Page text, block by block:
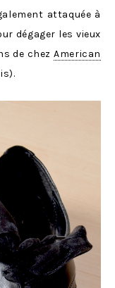
attaquée à
dégager les vieux
de chezAmerican